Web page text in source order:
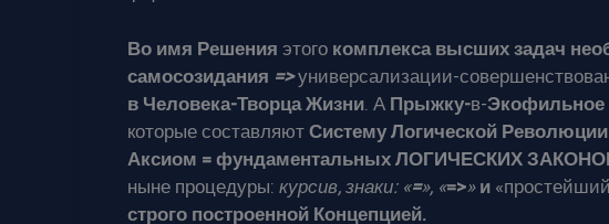
Во имя Решения этогокомплекса высших задач
самосозидания =>универсализации-
в Человека-Творца Жизни. АПрыжку-в-
которые составляютСистему Логической Революции
Аксиом = фундаментальных ЛОГИЧЕСКИХ
ныне процедуры: курсив, знаки: «=», «=>»и
строго построенной Концепцией.